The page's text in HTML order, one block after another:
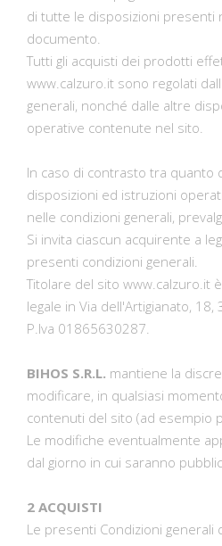
di tutte le disposizioni presenti
documento.
Tutti gli acquisti dei prodotti
www.calzuro.it sono regolati
generali, nonché dalle altre
operative contenute nel sito.
In caso di contrasto tra quanto
disposizioni ed istruzioni
nelle condizioni generali,
Si invita ciascun acquirente a
presenti condizioni generali.
Titolare del sito www.calzuro.it è
legale in Via dell'Artigianato, 18,
P.Iva 01865630287.
BIHOS S.R.L. mantiene la
modificare, in qualsiasi
contenuti del sito (ad esempio
Le modifiche eventualmente
dal giorno in cui saranno
2 ACQUISTI
Le presenti Condizioni generali